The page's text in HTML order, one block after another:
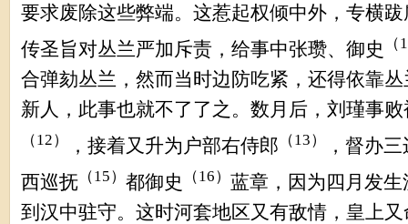
要求废除这些弊端。这惹起权倾中外，专横
传圣旨对丛兰严加斥责，给事中张瓒、御史
（
合弹劾丛兰，然而当时边防吃紧，还得依靠
新人，此事也就不了了之。数月后，刘瑾事
（12） ，接着又升为户部右侍郎 （13）
，督办
西巡抚 （15） 都御史 （16） 蓝章，因为四月发
到汉中驻守。这时河套地区又有敌情，皇上